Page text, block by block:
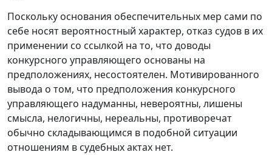
Поскольку основания обеспечительных мер сами по
себе носят вероятностный характер, отказ судов в их
применении со ссылкой на то, что доводы
конкурсного управляющего основаны на
предположениях, несостоятелен. Мотивированного
вывода о том, что предположения конкурсного
управляющего надуманны, невероятны, лишены
смысла, нелогичны, нереальны, противоречат
обычно складывающимся в подобной ситуации
отношениям в судебных актах нет.